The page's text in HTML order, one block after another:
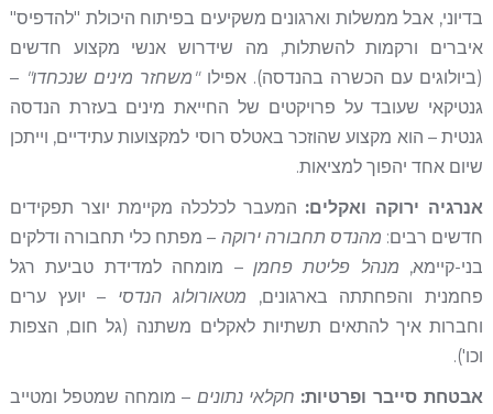
בדיוני, אבל ממשלות וארגונים משקיעים בפיתוח היכולת "להדפיס"
איברים ורקמות להשתלות, מה שידרוש אנשי מקצוע חדשים
(ביולוגים עם הכשרה בהנדסה). אפילו"משחזר מינים שנכחדו" –
גנטיקאי שעובד על פרויקטים של החייאת מינים בעזרת הנדסה
גנטית – הוא מקצוע שהוזכר באטלס רוסי למקצועות עתידיים, וייתכן
שיום אחד יהפוך למציאות.
אנרגיה ירוקה ואקלים: המעבר לכלכלה מקיימת יוצר תפקידים
חדשים רבים: מהנדס תחבורה ירוקה – מפתח כלי תחבורה ודלקים
בני-קיימא, מנהל פליטת פחמן – מומחה למדידת טביעת רגל
פחמנית והפחתתה בארגונים, מטאורולוג הנדסי – יועץ ערים
וחברות איך להתאים תשתיות לאקלים משתנה (גל חום, הצפות
וכו').
אבטחת סייבר ופרטיות: חקלאי נתונים – מומחה שמטפל ומטייב